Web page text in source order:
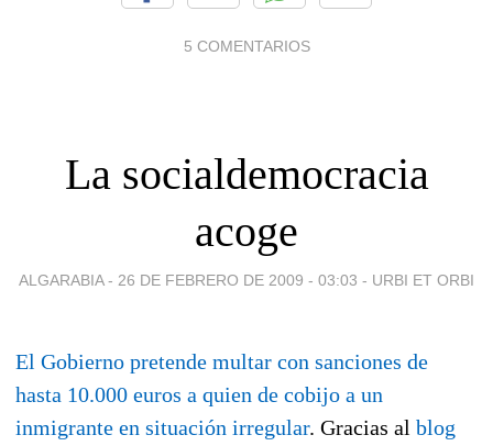
5 COMENTARIOS
La socialdemocracia
acoge
ALGARABIA - 26 DE FEBRERO DE 2009 - 03:03 - URBI ET ORBI
El Gobierno pretende multar con sanciones de
hasta 10.000 euros a quien de cobijo a un
inmigrante en situación irregular. Gracias al blog